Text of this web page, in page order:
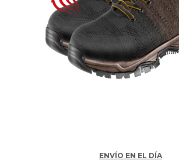
ENVÍO EN EL DÍA
Tecnología